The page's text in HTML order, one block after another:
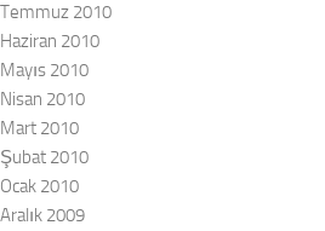
Temmuz 2010
Haziran 2010
Mayıs 2010
Nisan 2010
Mart 2010
Şubat 2010
Ocak 2010
Aralık 2009